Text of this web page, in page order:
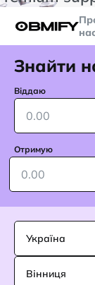
Знайти
Віддаю
Отримую
Україна
Вінниця